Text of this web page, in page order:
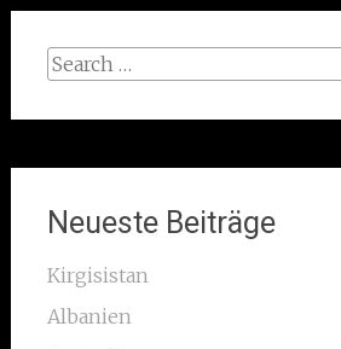
Search
Neueste Beiträge
Kirgisistan
Albanien